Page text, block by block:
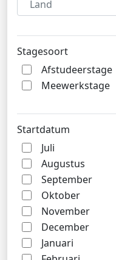
Land
Stagesoort
Afstudeerstage
Meewerkstage
Startdatum
Juli
Augustus
September
Oktober
November
December
Januari